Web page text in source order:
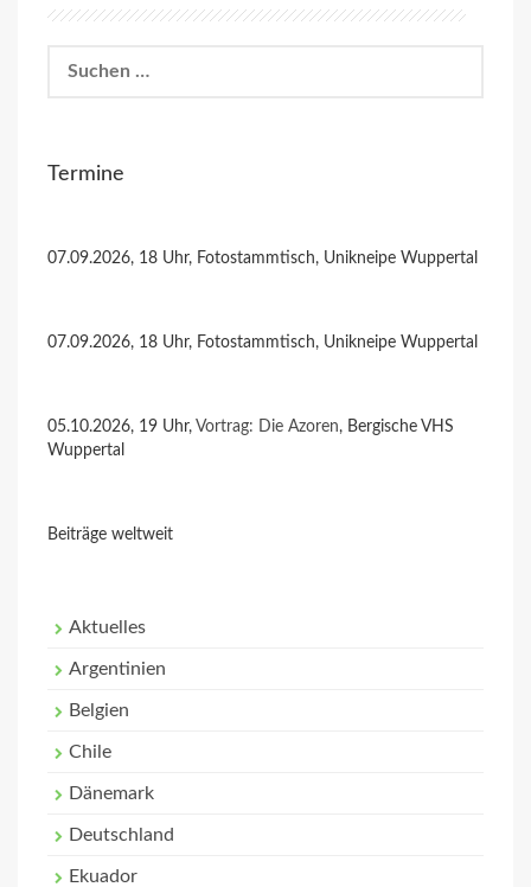
nach:
Termine
07.09.2026, 18 Uhr, Fotostammtisch, Unikneipe Wuppertal
07.09.2026, 18 Uhr, Fotostammtisch, Unikneipe Wuppertal
05.10.2026, 19 Uhr, Vortrag: Die Azoren, Bergische VHS
Wuppertal
Beiträge weltweit
Aktuelles
Argentinien
Belgien
Chile
Dänemark
Deutschland
Ekuador